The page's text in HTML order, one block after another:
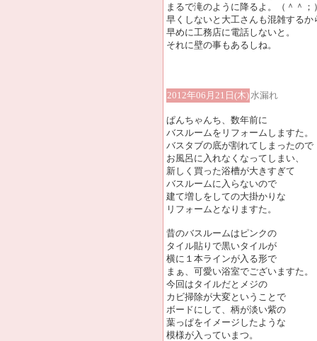
まるで滝のように降るよ。（＾＾；
早くしないと大工さんも混雑するか
早めに工務店に電話しないと。
それに壁の事もあるしね。
2012年06月21日(木)水漏れ
ぱんちゃんち、数年前に
バスルームをリフォームしますた。
バスタブの底が割れてしまったので
お風呂に入れなくなってしまい、
新しく買った浴槽が大きすぎて
バスルームに入らないので
建て増しをしての大掛かりな
リフォームとなりますた。
昔のバスルームはピンクの
タイル貼りで黒いタイルが
横に１本ラインが入る形で
まぁ、可愛い浴室でございますた。
今回はタイルだとメジの
カビ掃除が大変ということで
ボードにして、柄が淡い紫の
葉っぱをイメージしたような
模様が入っていまつ。